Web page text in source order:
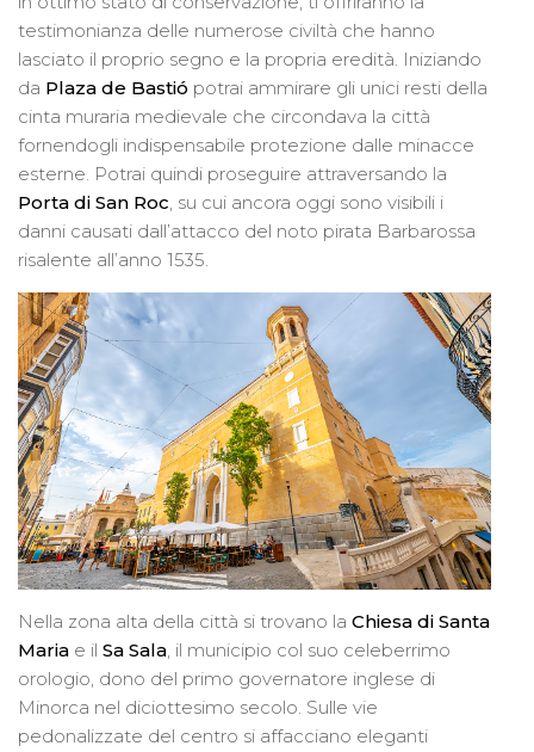
testimonianza delle numerose civiltà che hanno
lasciato il proprio segno e la propria eredità. Iniziando
da Plaza de Bastió potrai ammirare gli unici resti della
cinta muraria medievale che circondava la città
fornendogli indispensabile protezione dalle minacce
esterne. Potrai quindi proseguire attraversando la
Porta di San Roc , su cui ancora oggi sono visibili i
danni causati dall’attacco del noto pirata Barbarossa
risalente all’anno 1535.
Nella zona alta della città si trovano la Chiesa di Santa
Maria e il Sa Sala, il municipio col suo celeberrimo
orologio, dono del primo governatore inglese di
Minorca nel diciottesimo secolo. Sulle vie
pedonalizzate del centro si affacciano eleganti